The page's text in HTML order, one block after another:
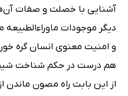
آشنایی با خصلت و صفات
دیگر موجودات
و امنیت معنوی انسان گره
هم درست در حکم شناخت
از این بابت راه مصون ماندن